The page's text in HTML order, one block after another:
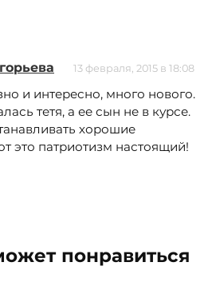
13 февраля, 2015 в 18:08
и интересно, много нового.
тетя, а ее сын не в курсе.
хорошие
это патриотизм настоящий!
понравиться